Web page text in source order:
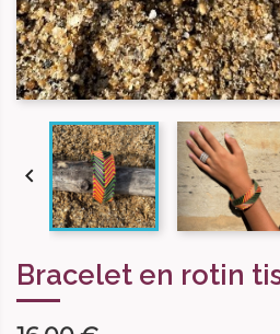

Bracelet en rotin